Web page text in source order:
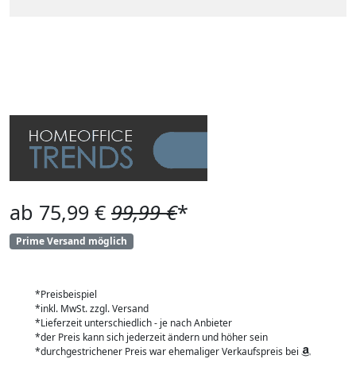
ab 75,99 € 99,99 €*
Prime Versand möglich
*Preisbeispiel
*inkl. MwSt. zzgl. Versand
*Lieferzeit unterschiedlich - je nach Anbieter
*der Preis kann sich jederzeit ändern und höher sein
*durchgestrichener Preis war ehemaliger Verkaufspreis bei